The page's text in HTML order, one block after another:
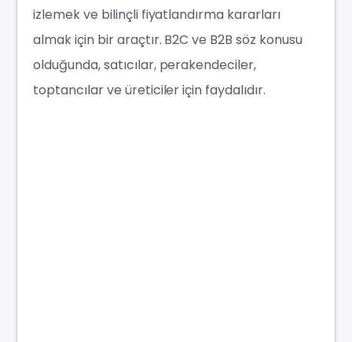
izlemek ve bilinçli fiyatlandırma kararları
almak için bir araçtır. B2C ve B2B söz konusu
olduğunda, satıcılar, perakendeciler,
toptancılar ve üreticiler için faydalıdır.